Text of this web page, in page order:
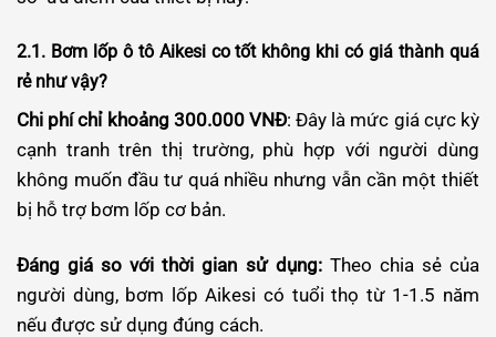
2.1. Bơm lốp ô tô Aikesi co tốt không khi có giá thành quá
rẻ như vậy?
Chi phí chỉ khoảng 300.000 VNĐ: Đây là mức giá cực kỳ
cạnh tranh trên thị trường, phù hợp với người dùng
không muốn đầu tư quá nhiều nhưng vẫn cần một thiết
bị hỗ trợ bơm lốp cơ bản.
Đáng giá so với thời gian sử dụng:Theo chia sẻ của
người dùng, bơm lốp Aikesi có tuổi thọ từ 1-1.5 năm
nếu được sử dụng đúng cách.